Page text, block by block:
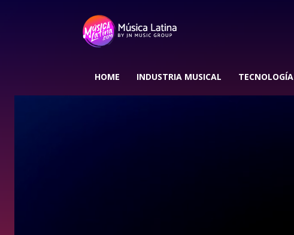
HOME INDUSTRIA MUSICAL TECNOLOGÍA